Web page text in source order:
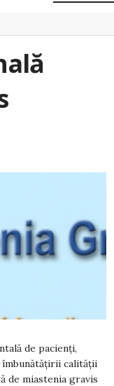
de pacienți,
calității
de miastenia gravis